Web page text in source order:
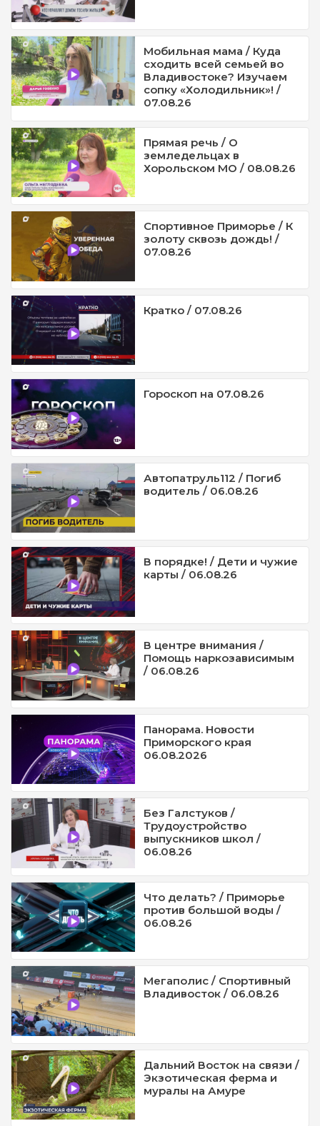
Мобильная мама / Куда
сходить всей семьей во
Владивостоке? Изучаем
сопку «Холодильник»! /
07.08.26
Прямая речь / О
земледельцах в
Хорольском МО / 08.08.26
Спортивное Приморье / К
золоту сквозь дождь! /
07.08.26
Кратко / 07.08.26
Гороскоп на 07.08.26
Автопатруль112 / Погиб
водитель / 06.08.26
В порядке! / Дети и чужие
карты / 06.08.26
В центре внимания /
Помощь наркозависимым
/ 06.08.26
Панорама. Новости
Приморского края
06.08.2026
Без Галстуков /
Трудоустройство
выпускников школ /
06.08.26
Что делать? / Приморье
против большой воды /
06.08.26
Мегаполис / Спортивный
Владивосток / 06.08.26
Дальний Восток на связи /
Экзотическая ферма и
муралы на Амуре